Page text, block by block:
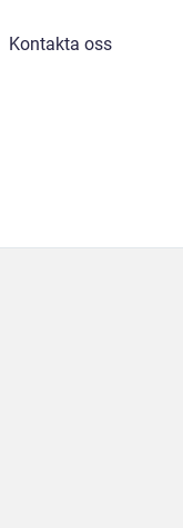
Kontakta oss